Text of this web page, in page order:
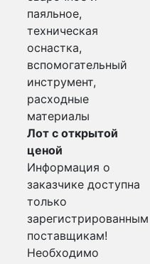
паяльное,
техническая
оснастка,
вспомогательный
инструмент,
расходные
материалы
Лот с открытой
ценой
Информация о
заказчике доступна
только
зарегистрированным
поставщикам!
Необходимо